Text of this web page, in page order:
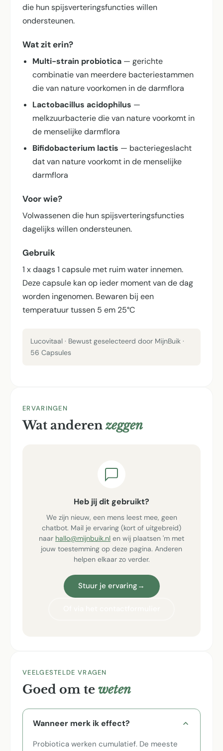
die hun spijsverterings­functies willen
ondersteunen.
Wat zit erin?
Multi-strain probiotica — gerichte
combinatie van meerdere bacteriestammen
die van nature voorkomen in de darmflora
Lactobacillus acidophilus —
melkzuurbacterie die van nature voorkomt in
de menselijke darmflora
Bifidobacterium lactis — bacteriegeslacht
dat van nature voorkomt in de menselijke
darmflora
Voor wie?
Volwassenen die hun spijsverterings­functies
dagelijks willen ondersteunen.
Gebruik
1 x daags 1 capsule met ruim water innemen.
Deze capsule kan op ieder moment van de dag
worden ingenomen. Bewaren bij een
temperatuur tussen 5 em 25°C
Lucovitaal · Bewust geselecteerd door MijnBuik ·
56 Capsules
ERVARINGEN
Wat anderenzeggen
Heb jij dit gebruikt?
We zijn nieuw, een mens leest mee, geen
chatbot. Mail je ervaring (kort of uitgebreid)
naar hallo@mijnbuik.nl en wij plaatsen 'm met
jouw toestemming op deze pagina. Anderen
helpen elkaar zo verder.
Stuur je ervaring →
VEELGESTELDE VRAGEN
Goed om te weten
Wanneer merk ik effect?
Probiotica werken cumulatief. De meeste